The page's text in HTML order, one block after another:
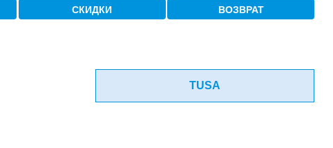
СКИДКИ ВОЗВРАТ
TUSA